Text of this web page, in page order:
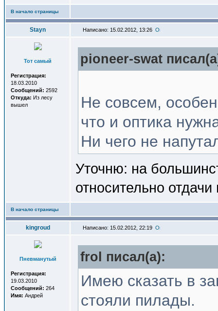
В начало страницы
Stayn Написано: 15.02.2012, 13:26
Тот самый
Регистрация:
18.03.2010
Сообщений: 2592
Откуда: Из лесу
вышел
pioneer-swat
Не совсем,
что и оптика
Ни чего не
Уточню: на
относительно
В начало страницы
kingroud Написано: 15.02.2012, 22:19
Пневманутый
Регистрация:
19.03.2010
Сообщений: 264
Имя: Андрей
frol писал(a):
Имею сказать в
стояли пилады.